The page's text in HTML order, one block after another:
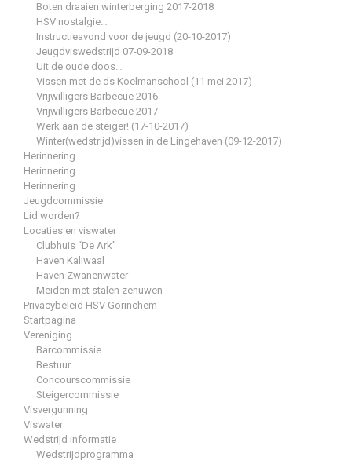
Boten draaien winterberging 2017-2018
HSV nostalgie…
Instructieavond voor de jeugd (20-10-2017)
Jeugdviswedstrijd 07-09-2018
Uit de oude doos…
Vissen met de ds Koelmanschool (11 mei 2017)
Vrijwilligers Barbecue 2016
Vrijwilligers Barbecue 2017
Werk aan de steiger! (17-10-2017)
Winter(wedstrijd)vissen in de Lingehaven (09-12-2017)
Herinnering
Herinnering
Herinnering
Jeugdcommissie
Lid worden?
Locaties en viswater
Clubhuis “De Ark”
Haven Kaliwaal
Haven Zwanenwater
Meiden met stalen zenuwen
Privacybeleid HSV Gorinchem
Startpagina
Vereniging
Barcommissie
Bestuur
Concourscommissie
Steigercommissie
Visvergunning
Viswater
Wedstrijd informatie
Wedstrijdprogramma